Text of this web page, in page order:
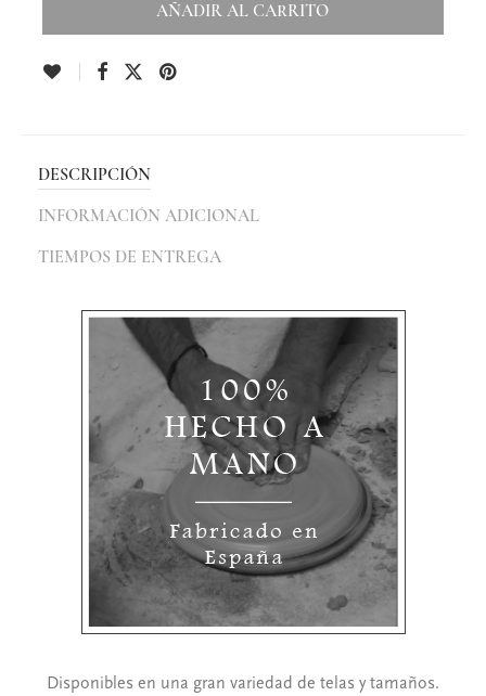
AÑADIR AL CARRITO
DESCRIPCIÓN
INFORMACIÓN ADICIONAL
TIEMPOS DE ENTREGA
Disponibles en una gran variedad de telas y tamaños.